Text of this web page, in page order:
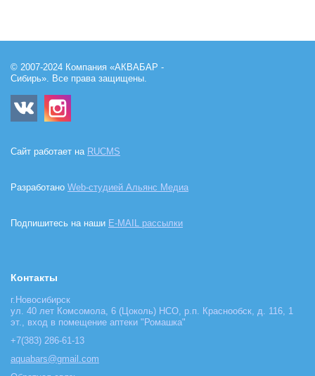
© 2007-2024 Компания «АКВАБАР -
Сибирь». Все права защищены.
Сайт работает на RUCMS
Разработано Web-студией Альянс Медиа
Подпишитесь на наши E-MAIL рассылки
Контакты
г.Новосибирск
ул. 40 лет Комсомола, 6 (Цоколь) НСО, р.п. Краснообск, д. 116, 1
эт., вход в помещение аптеки "Ромашка"
+7(383) 286-61-13
aquabars@gmail.com